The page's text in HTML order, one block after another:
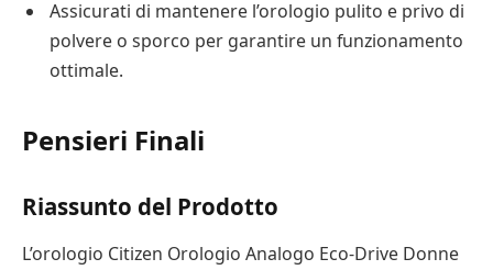
Assicurati di mantenere l’orologio pulito e privo di
polvere o sporco per garantire un funzionamento
ottimale.
Pensieri Finali
Riassunto del Prodotto
L’orologio Citizen Orologio Analogo Eco-Drive Donne